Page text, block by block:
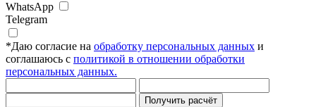
WhatsApp
Telegram
*Даю согласие на обработку персональных данных и
соглашаюсь с политикой в отношении обработки
персональных данных.
Получить расчёт